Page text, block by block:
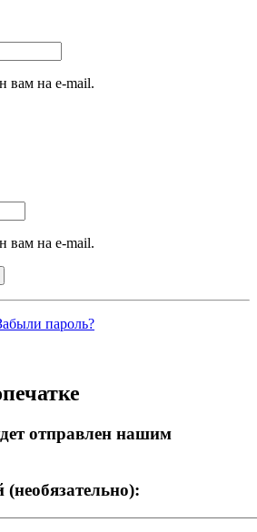
вам на e-mail.
вам на e-mail.
пароль?
отправлен нашим